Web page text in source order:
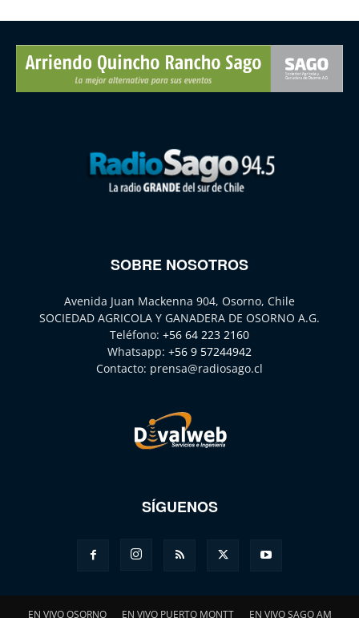
SOBRE NOSOTROS
Avenida Juan Mackenna 904, Osorno, Chile
SOCIEDAD AGRICOLA Y GANADERA DE OSORNO A.G.
Teléfono: +56 64 223 2160
Whatsapp: +56 9 57244942
Contacto: prensa@radiosago.cl
SÍGUENOS
EN VIVO OSORNO EN VIVO PUERTO MONTT EN VIVO SAGO AM